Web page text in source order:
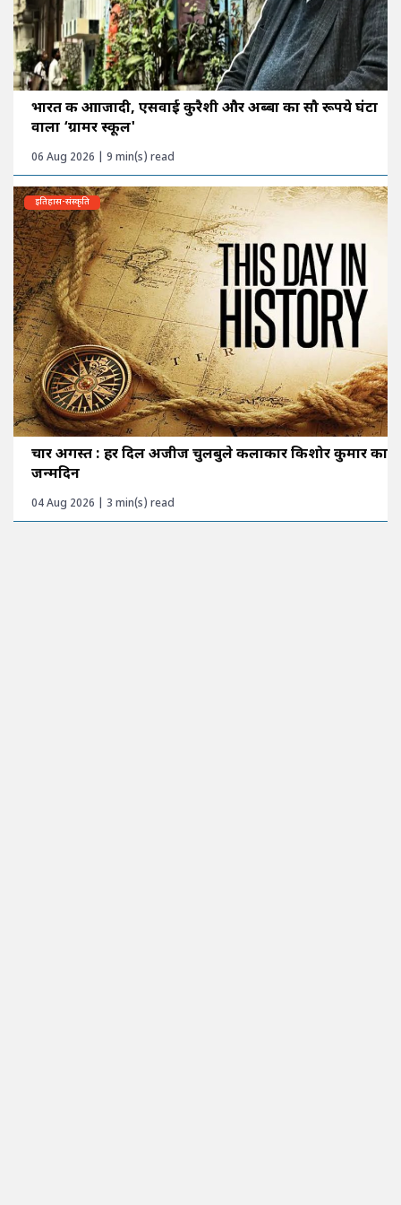
भारत की आाजादी, एसवाई कुरैशी और अब्बा का सौ रूपये घंटा
वाला ‘ग्रामर स्कूल'
06 Aug 2026 | 9 min(s) read
इतिहास-संस्कृति
चार अगस्त : हर दिल अजीज चुलबुले कलाकार किशोर कुमार का
जन्मदिन
04 Aug 2026 | 3 min(s) read